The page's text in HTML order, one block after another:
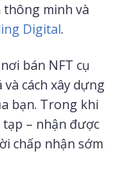
thông minh và
Digital.
bán NFT cụ
cách xây dựng
bạn. Trong khi
– nhận được
chấp nhận sớm